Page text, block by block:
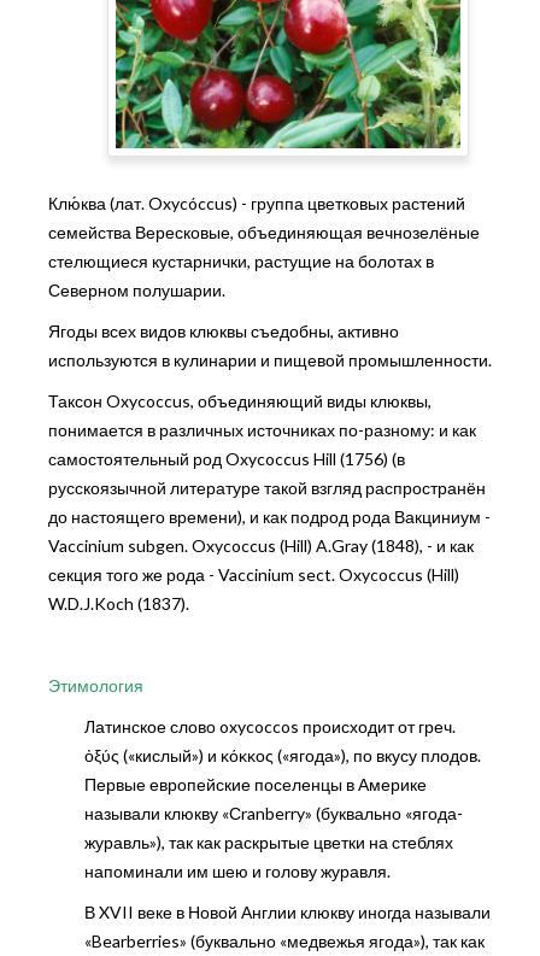
Клю́ква (лат. Oxycóccus) - группа цветковых растений
семейства Вересковые, объединяющая вечнозелёные
стелющиеся кустарнички, растущие на болотах в
Северном полушарии.
Ягоды всех видов клюквы съедобны, активно
используются в кулинарии и пищевой промышленности.
Таксон Oxycoccus, объединяющий виды клюквы,
понимается в различных источниках по-разному: и как
самостоятельный род Oxycoccus Hill (1756) (в
русскоязычной литературе такой взгляд распространён
до настоящего времени), и как подрод рода Вакциниум -
Vaccinium subgen. Oxycoccus (Hill) A.Gray (1848), - и как
секция того же рода - Vaccinium sect. Oxycoccus (Hill)
W.D.J.Koch (1837).
Этимология
Латинское слово oxycoccos происходит от греч.
ὀξύς («кислый») и κόκκος («ягода»), по вкусу плодов.
Первые европейские поселенцы в Америке
называли клюкву «Сranberry» (буквально «ягода-
журавль»), так как раскрытые цветки на стеблях
напоминали им шею и голову журавля.
В XVII веке в Новой Англии клюкву иногда называли
«Bearberries» (буквально «медвежья ягода»), так как